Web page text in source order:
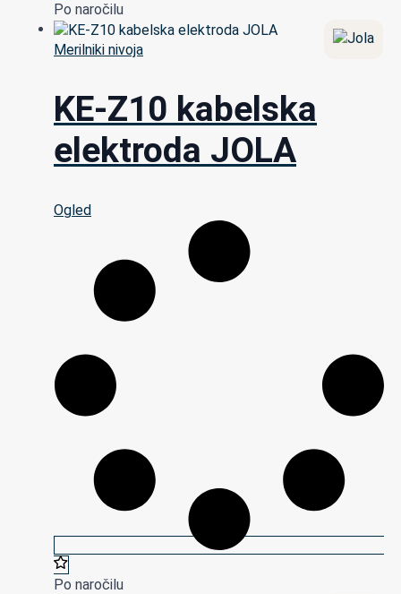
Po naročilu
Merilniki nivoja
KE-Z10 kabelska
elektroda JOLA
Ogled
Po naročilu